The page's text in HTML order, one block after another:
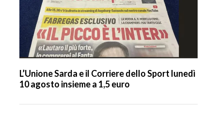
L’Unione Sarda e il Corriere dello Sport lunedì
10 agosto insieme a 1,5 euro